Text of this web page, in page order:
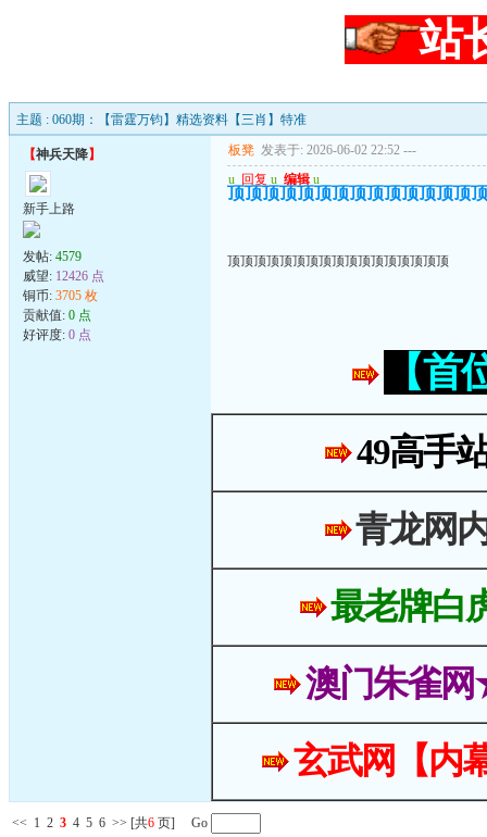
站
主题 : 060期：【雷霆万钧】精选资料【三肖】特准
【神兵天降】
新手上路
发帖: 4579
威望: 12426 点
铜币: 3705 枚
贡献值: 0 点
好评度: 0 点
板凳 发表于: 2026-06-02 22:52 ---
u 回复 u 编辑 u
顶顶顶顶顶顶顶顶顶顶顶顶顶顶
顶顶顶顶顶顶顶顶顶顶顶顶顶顶顶顶顶
【
49高手
青龙网
最老牌白
澳门朱雀
玄武网【内
<< 1 2 3 4 5 6 >> [共6 页] Go